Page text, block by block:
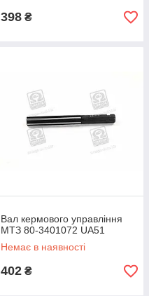
398 ₴
Вал кермового управління
МТЗ 80-3401072 UA51
Немає в наявності
402 ₴